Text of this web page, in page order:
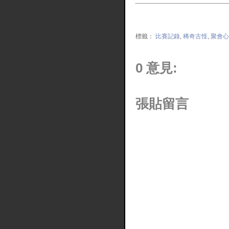
標籤： 比賽記錄, 稀奇古怪 聚會
0 意見:
張貼留言